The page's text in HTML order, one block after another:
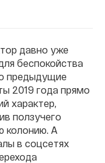
давно уже
беспокойства
предыдущие
2019 года прямо
характер,
ползучего
колонию. А
в соцсетях